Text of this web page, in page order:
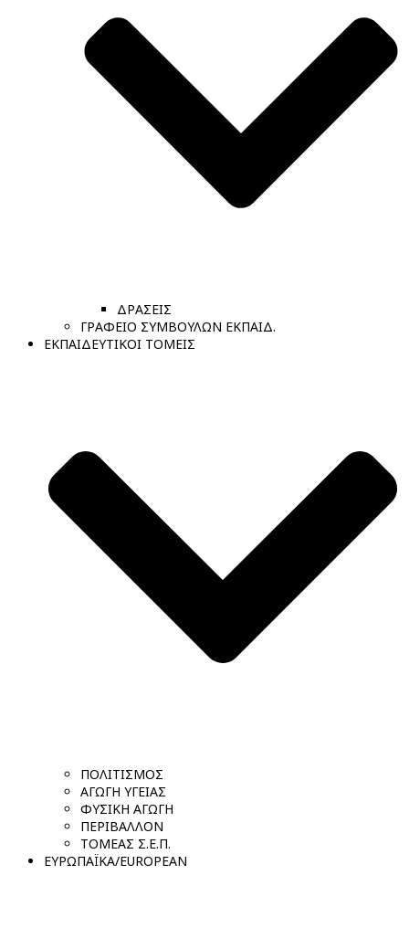
ΔΡΑΣΕΙΣ
ΓΡΑΦΕΙΟ ΣΥΜΒΟΥΛΩΝ ΕΚΠΑΙΔ.
ΕΚΠΑΙΔΕΥΤΙΚΟΙ ΤΟΜΕΙΣ
ΠΟΛΙΤΙΣΜΟΣ
ΑΓΩΓΗ ΥΓΕΙΑΣ
ΦΥΣΙΚΗ ΑΓΩΓΗ
ΠΕΡΙΒΑΛΛΟΝ
ΤΟΜΕΑΣ Σ.Ε.Π.
ΕΥΡΩΠΑΪΚΑ/EUROPEAN